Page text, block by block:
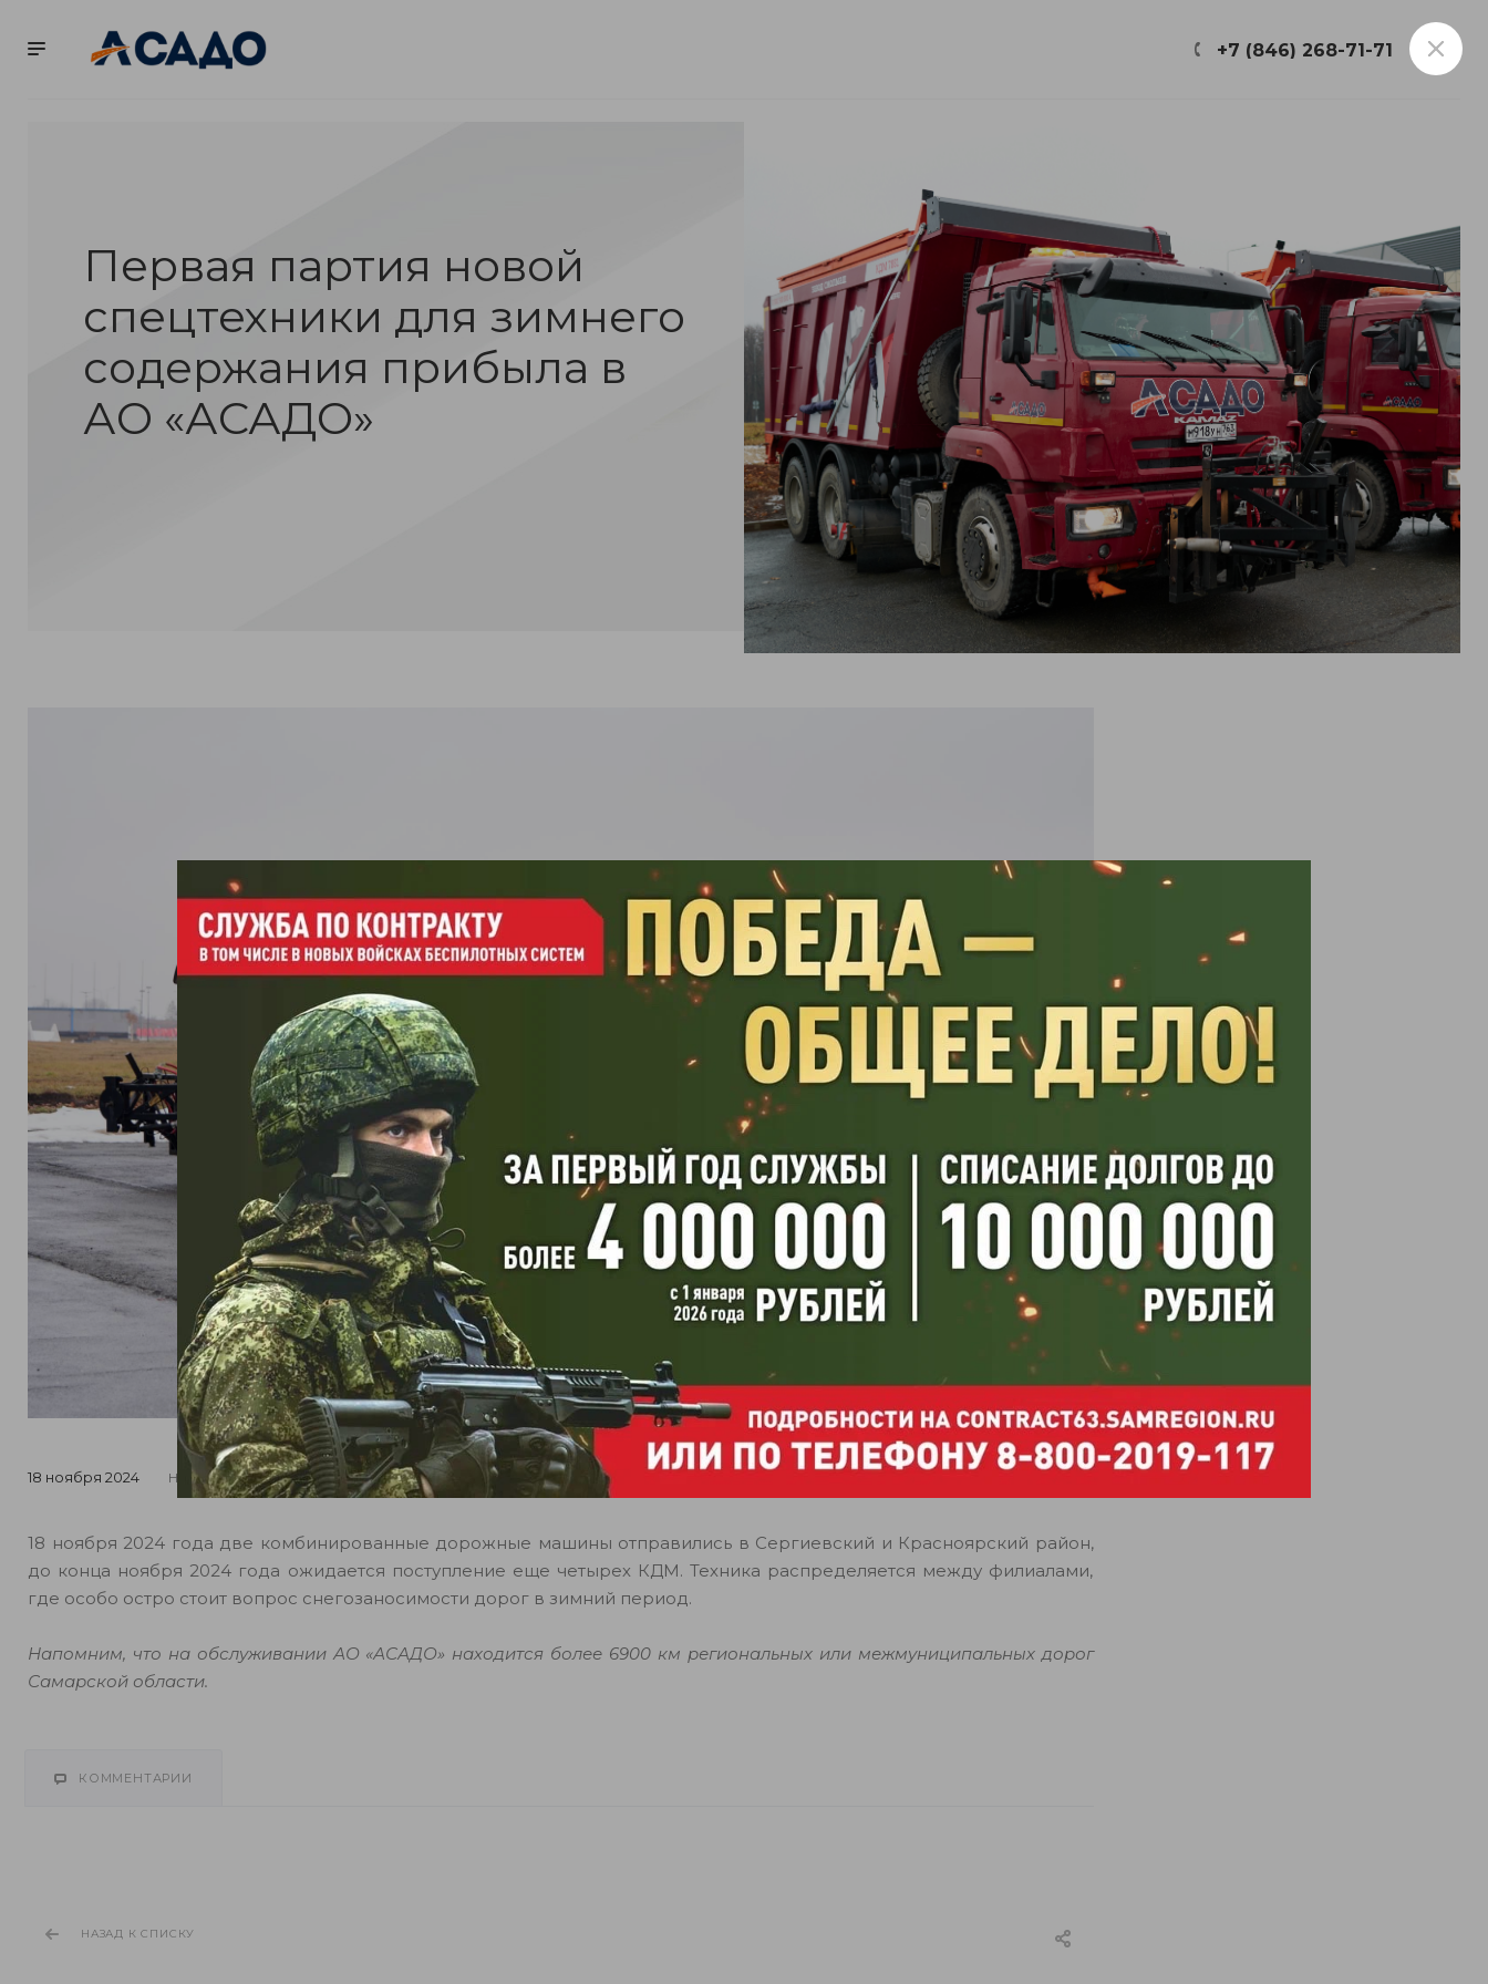
+7 (846) 268-71-71
Первая партия новой
спецтехники для зимнего
содержания прибыла в
АО «АСАДО»
18 ноября 2024 НОВОСТИ
18 ноября 2024 года две комбинированные дорожные машины отправились в Сергиевский и Красноярский район,
до конца ноября 2024 года ожидается поступление еще четырех КДМ. Техника распределяется между филиалами,
где особо остро стоит вопрос снегозаносимости дорог в зимний период.
Напомним, что на обслуживании АО «АСАДО» находится более 6900 км региональных или межмуниципальных дорог
Самарской области.
КОММЕНТАРИИ
НАЗАД К СПИСКУ